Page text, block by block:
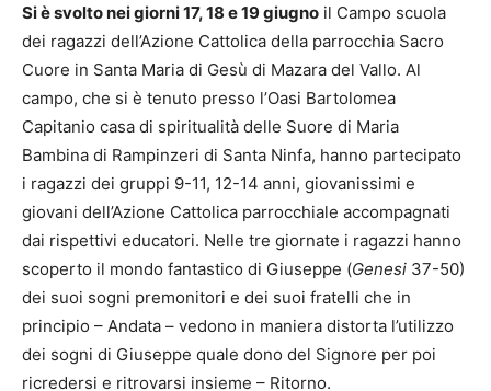
Si è svolto nei giorni 17, 18 e 19 giugno il Campo scuola
dei ragazzi dell’Azione Cattolica della parrocchia Sacro
Cuore in Santa Maria di Gesù di Mazara del Vallo. Al
campo, che si è tenuto presso l’Oasi Bartolomea
Capitanio casa di spiritualità delle Suore di Maria
Bambina di Rampinzeri di Santa Ninfa, hanno partecipato
i ragazzi dei gruppi 9-11, 12-14 anni, giovanissimi e
giovani dell’Azione Cattolica parrocchiale accompagnati
dai rispettivi educatori. Nelle tre giornate i ragazzi hanno
scoperto il mondo fantastico di Giuseppe (Genesi 37-50)
dei suoi sogni premonitori e dei suoi fratelli che in
principio – Andata – vedono in maniera distorta l’utilizzo
dei sogni di Giuseppe quale dono del Signore per poi
ricredersi e ritrovarsi insieme – Ritorno.